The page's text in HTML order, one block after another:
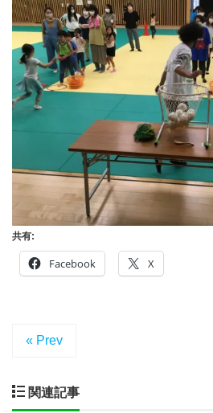
共有:
Facebook X
« Prev
関連記事